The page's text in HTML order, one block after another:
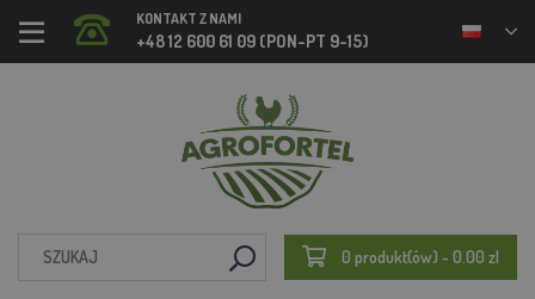
KONTAKT Z NAMI
+48 12 600 61 09 (PON-PT 9-15)
0 produkt(ów) - 0.00 zl